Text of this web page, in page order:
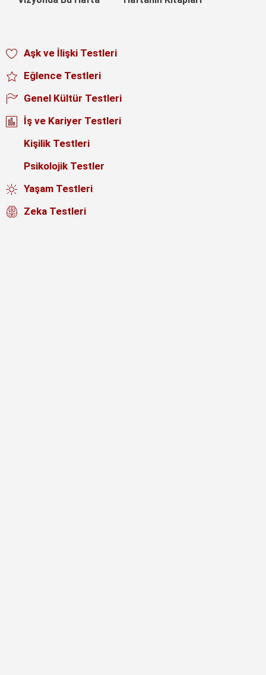
Aşk ve İlişki Testleri
Eğlence Testleri
Genel Kültür Testleri
İş ve Kariyer Testleri
Kişilik Testleri
Psikolojik Testler
Yaşam Testleri
Zeka Testleri